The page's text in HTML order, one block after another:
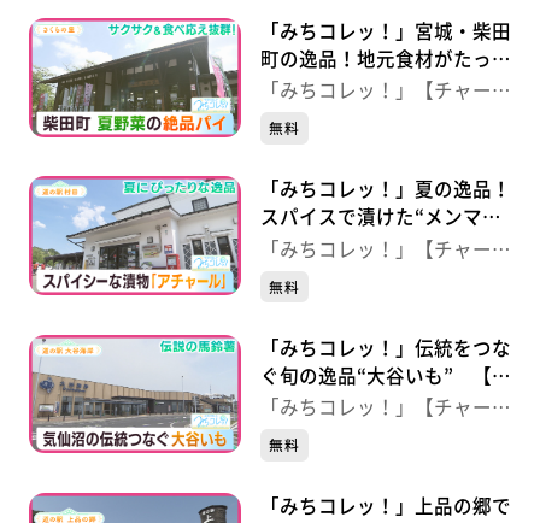
「みちコレッ！」宮城・柴田
町の逸品！地元食材がたっぷ
り“夏野菜のパイ” 【さくら
「みちコレッ！」【チャー
ジ！】
無料
「みちコレッ！」夏の逸品！
スパイスで漬けた“メンマの
アチャール” 【道の駅村
「みちコレッ！」【チャー
ジ！】
無料
「みちコレッ！」伝統をつな
ぐ旬の逸品“大谷いも” 【道
の駅大谷海岸】（宮城・気仙
「みちコレッ！」【チャー
ジ！】
無料
「みちコレッ！」上品の郷で